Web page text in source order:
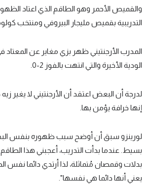
والقميص الأحمر وهو الطاقم الذي اعتاد
التدريبية بقميص مليجار البيروفي ومنتخب
المدرب الأرجنتيني ظهر بزي مغاير عن المعتاد
الودية الأخيرة والتي انتهت بالفوز 2-0.
لدرجة أن البعض اعتقد أن الأرجنتيني لا يغير زيه
إنها خرافة يؤمن بها.
لورينزو سبق أن أوضح سبب ظهوره بنفس
بسيط. عندما بدأت التدريب، أعجبني هذا
بدلات وقمصان مُتماثلة، لذا أرتدي دائما نفس
يعني أنها دائما هي نفسها".